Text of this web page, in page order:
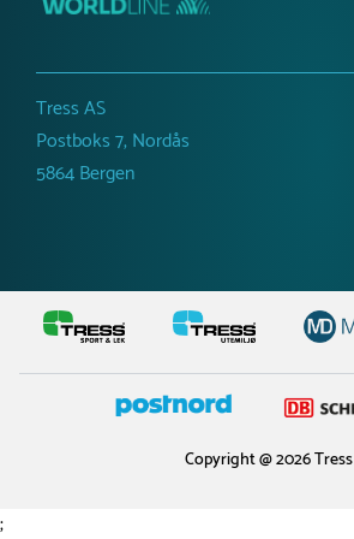
Tress AS
Postboks 7, Nordås
5864 Bergen
Copyright @ 2026 Tress
;